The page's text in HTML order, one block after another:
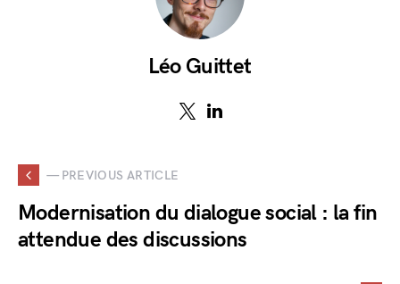
Léo Guittet
— PREVIOUS ARTICLE
Modernisation du dialogue social : la fin
attendue des discussions